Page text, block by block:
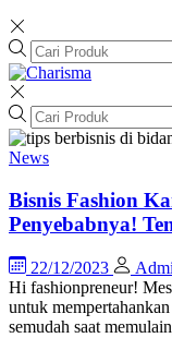
News
Bisnis Fashion
Penyebabnya!
22/12/2023
Hi fashionpreneur!
untuk
semudah saat